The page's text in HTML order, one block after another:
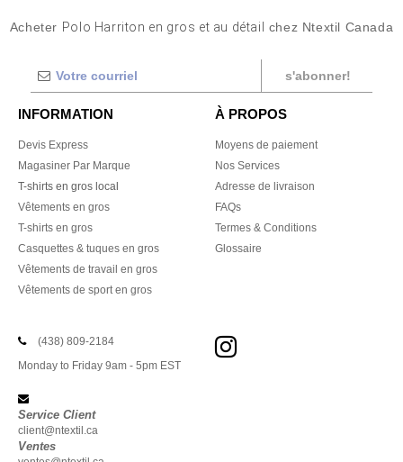
Acheter Polo Harriton en gros et au détail chez Ntextil Canada
s'abonner!
INFORMATION
Devis Express
Magasiner Par Marque
T-shirts en gros local
Vêtements en gros
T-shirts en gros
Casquettes & tuques en gros
Vêtements de travail en gros
Vêtements de sport en gros
À PROPOS
Moyens de paiement
Nos Services
Adresse de livraison
FAQs
Termes & Conditions
Glossaire
(438) 809-2184
Monday to Friday 9am - 5pm EST
Service Client
client@ntextil.ca
Ventes